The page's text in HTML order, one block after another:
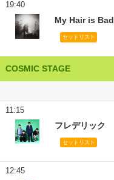
19:40
My Hair is Bad
セットリスト
COSMIC STAGE
11:15
フレデリック
セットリスト
12:45